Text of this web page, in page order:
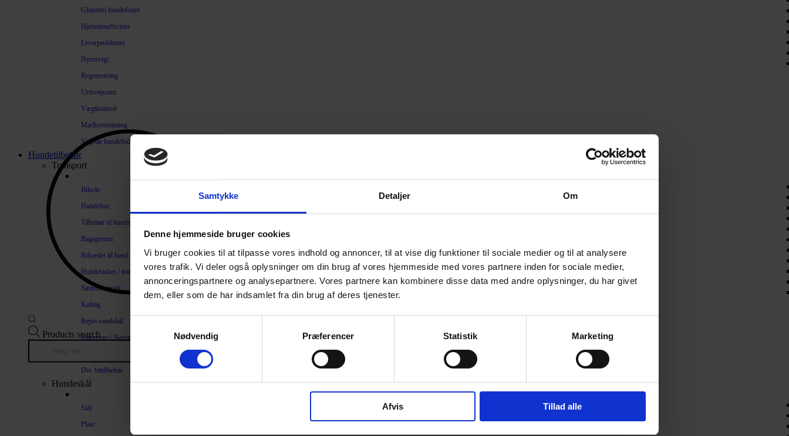
Samtykke Detaljer Om
Denne hjemmeside bruger cookies
Vi bruger cookies til at tilpasse vores indhold og annoncer, til at vise dig funktioner til sociale medier og til at analysere
vores trafik. Vi deler også oplysninger om din brug af vores hjemmeside med vores partnere inden for sociale medier,
annonceringspartnere og analysepartnere. Vores partnere kan kombinere disse data med andre oplysninger, du har givet
dem, eller som de har indsamlet fra din brug af deres tjenester.
Nødvendig
Præferencer Statistik Marketing
Afvis Tillad alle
Glutenfri hundefoder
Hjerteinsufficiens
Leverproblemer
Nyresvigt
Regenerering
Urinvejssten
Vægtkontrol
Mælkeerstatning
Vegetar hundefoder
Hundetilbehør
Transport
Bilsele
Hundebur
Tilbehør til hundebure
Bagagerum
Bilsæder til hund
Hundetasker / transportkasser
Sædeovertræk
Køling
Rejse-vandskål
Køresyge / Nervøsitet
Div. biltilbehør
Hundeskål
Stål
Plast
Products search